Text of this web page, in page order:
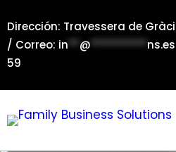
al
contenido
Dirección: Travessera de
/ Correo: in**@**********ns.es
59